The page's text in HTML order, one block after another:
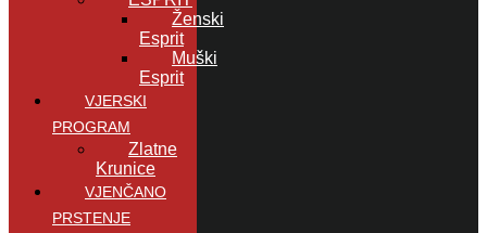
Ženski
Esprit
Muški
Esprit
VJERSKI
PROGRAM
Zlatne
Krunice
VJENČANO
PRSTENJE